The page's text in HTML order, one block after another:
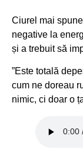
Ciurel mai
negative la
și a trebuit să
”Este totală
cum ne doreau
nimic, ci doar o